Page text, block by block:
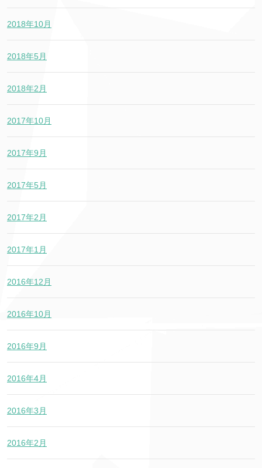
2018年10月
2018年5月
2018年2月
2017年10月
2017年9月
2017年5月
2017年2月
2017年1月
2016年12月
2016年10月
2016年9月
2016年4月
2016年3月
2016年2月